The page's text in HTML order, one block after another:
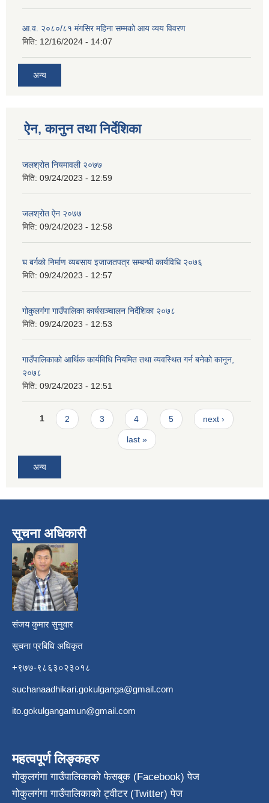
आ.व. २०८०/८१ मंगसिर महिना सम्मको आय व्यय विवरण
मिति: 12/16/2024 - 14:07
अन्य
ऐन, कानुन तथा निर्देशिका
जलश्रोत नियमावली २०७७
मिति: 09/24/2023 - 12:59
जलश्रोत ऐन २०७७
मिति: 09/24/2023 - 12:58
घ बर्गको निर्माण व्यबसाय इजाजतपत्र सम्बन्धी कार्यविधि २०७६
मिति: 09/24/2023 - 12:57
गोकुलगंगा गाउँपालिका कार्यसञ्चालन निर्देशिका २०७८
मिति: 09/24/2023 - 12:53
गाउँपालिकाको आर्थिक कार्यविधि नियमित तथा व्यवस्थित गर्न बनेको कानून,
२०७८
मिति: 09/24/2023 - 12:51
Pages
1 2 3 4 5 next ›
last »
अन्य
सूचना अधिकारी
संजय कुमार सुनुवार
सूचना प्रबिधि अधिकृत
+९७७-९८६३०२३०१८
suchanaadhikari.gokulganga@gmail.com
ito.gokulgangamun@gmail.com
महत्वपूर्ण लिङ्कहरु
गोकुलगंगा गाउँपालिकाको फेसबुक (Facebook) पेज
गोकुलगंगा गाउँपालिकाको ट्वीटर (Twitter) पेज